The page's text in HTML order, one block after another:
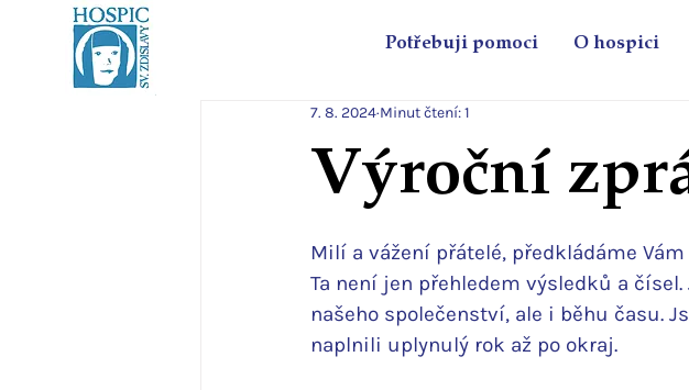
Potřebuji pomoci O hospici
Výroční
7. 8. 2024 Minut čtení: 1
Milí a vážení přátelé, předkládáme
Ta není jen přehledem výsledků a
našeho společenství, ale i běhu času.
naplnili uplynulý rok až po okraj.